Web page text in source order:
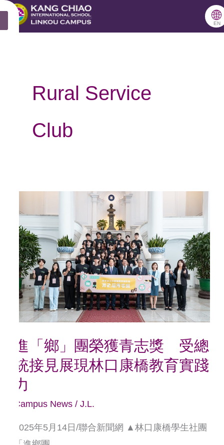
🌐
EN
Rural Service
Club
進「鄉」團榮獲青志獎 受總
統接見展現林口康橋教育實踐
力
Campus News/ J.L.
2025年5月14日/聯合新聞網 ▲林口康橋學生社團
「鄉」
團
榮
獲
青
志
獎
總
統
接
現